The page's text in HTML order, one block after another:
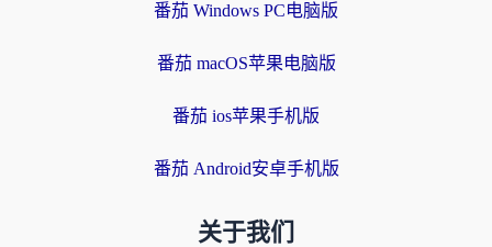
番茄 Windows PC电脑版
番茄 macOS苹果电脑版
番茄 ios苹果手机版
番茄 Android安卓手机版
关于我们